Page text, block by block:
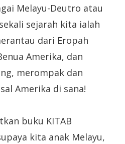
Melayu-Deutro atau
sejarah kita ialah
dari Eropah
Amerika, dan
merompak dan
Amerika di sana!
buku KITAB
kita anak Melayu,